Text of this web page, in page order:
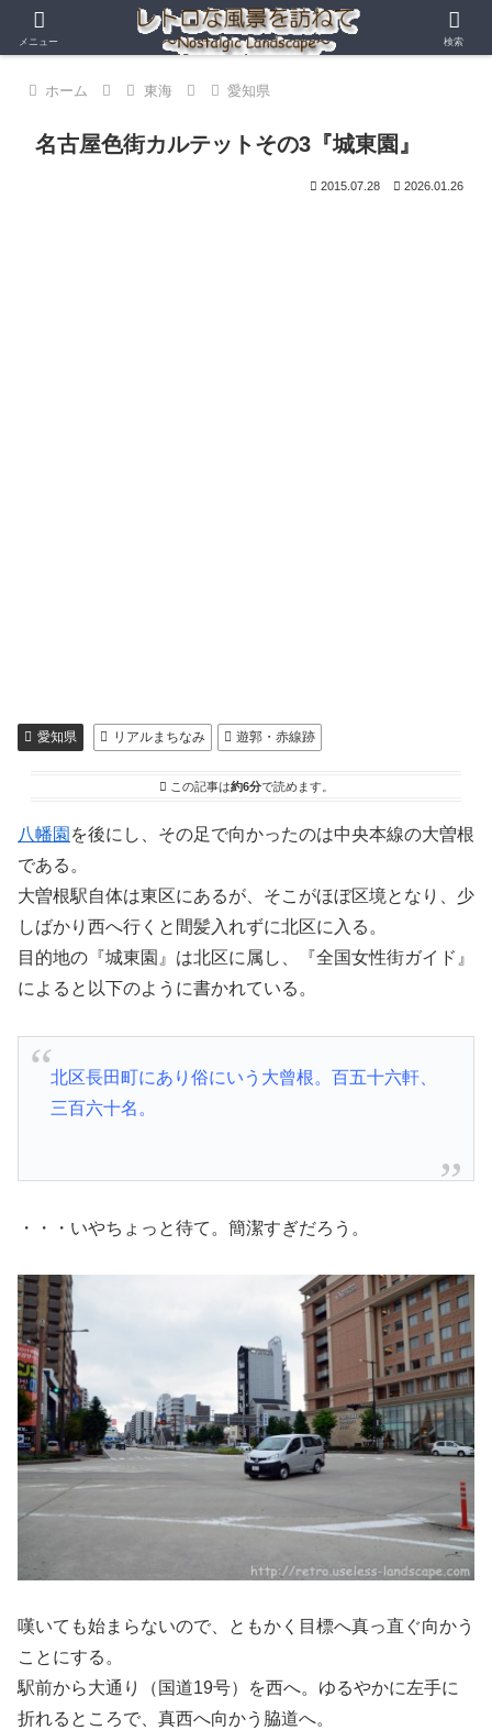
ホーム 東海 愛知県
名古屋色街カルテットその3『城東園』
2015.07.28 2026.01.26
愛知県 リアルまちなみ 遊郭・赤線跡
この記事は約6分で読めます。
八幡園 を後にし、その足で向かったのは中央本線の大曽根
である。
大曽根駅自体は東区にあるが、そこがほぼ区境となり、少
しばかり西へ行くと間髪入れずに北区に入る。
目的地の『城東園』は北区に属し、『全国女性街ガイド』
によると以下のように書かれている。
北区長田町にあり俗にいう大曾根。百五十六軒、
三百六十名。
・・・いやちょっと待て。簡潔すぎだろう。
嘆いても始まらないので、ともかく目標へ真っ直ぐ向かう
ことにする。
駅前から大通り（国道19号）を西へ。ゆるやかに左手に
折れるところで、真西へ向かう脇道へ。
メニュー 検索